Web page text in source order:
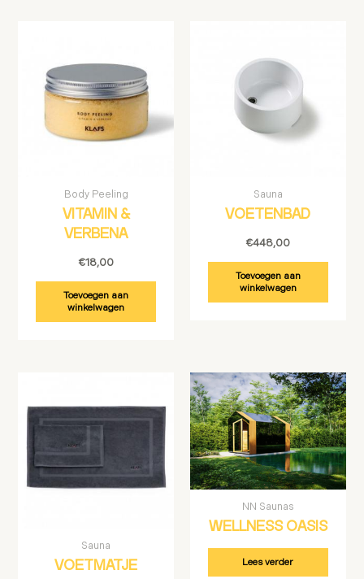
Body Peeling
VITAMIN &
VERBENA
€18,00
Toevoegen aan
winkelwagen
Sauna
VOETENBAD
€448,00
Toevoegen aan
winkelwagen
Sauna
VOETMATJE
NN Saunas
WELLNESS OASIS
Lees verder